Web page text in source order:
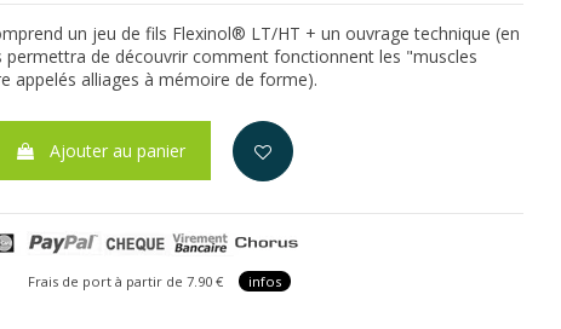
un jeu de fils Flexinol® LT/HT + un ouvrage technique (en
permettra de découvrir comment fonctionnent les "muscles
appelés alliages à mémoire de forme).
Ajouter au panier
Frais de port à partir de 7.90 € infos